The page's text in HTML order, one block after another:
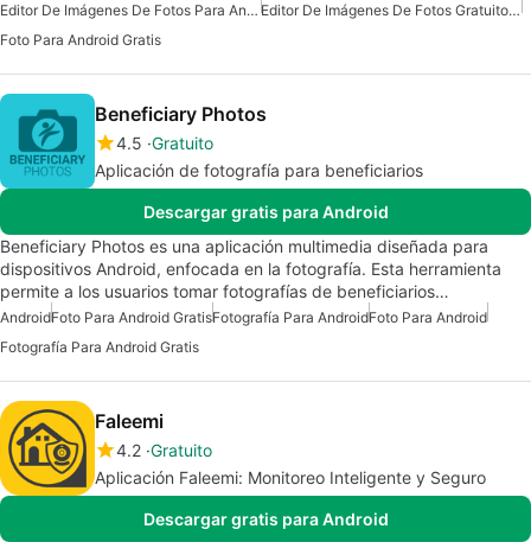
Editor De Imágenes De Fotos Para Android
Editor De Imágenes De Fotos Gratuito Para Android
Foto Para Android Gratis
Beneficiary Photos
4.5 Gratuito
Aplicación de fotografía para beneficiarios
Descargar gratis para Android
Beneficiary Photos es una aplicación multimedia diseñada para
dispositivos Android, enfocada en la fotografía. Esta herramienta
permite a los usuarios tomar fotografías de beneficiarios…
AndroidFoto Para Android GratisFotografía Para AndroidFoto Para Android
Fotografía Para Android Gratis
Faleemi
4.2 Gratuito
Aplicación Faleemi: Monitoreo Inteligente y Seguro
Descargar gratis para Android